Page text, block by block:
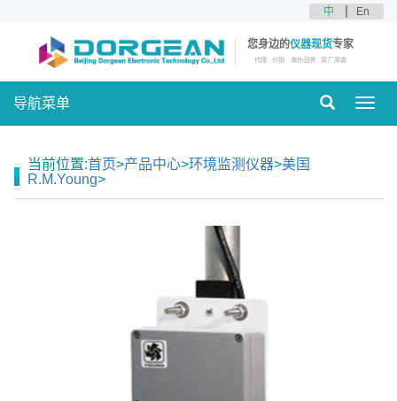
中 En
您身边的仪器现货专家
代理 分销 海外品牌 原厂原装
导航菜单
当前位置:首页>产品中心>环境监测仪器>美国
R.M.Young>